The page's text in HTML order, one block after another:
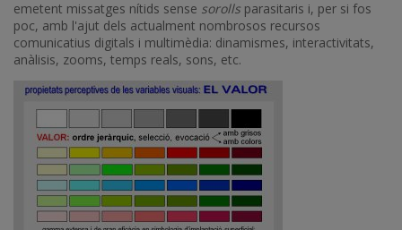
emetent missatges nítids sense sorolls parasitaris i, per si fos
poc, amb l'ajut dels actualment nombrosos recursos
comunicatius digitals i multimèdia: dinamismes, interactivitats,
anàlisis, zooms, temps reals, sons, etc.
Imatge